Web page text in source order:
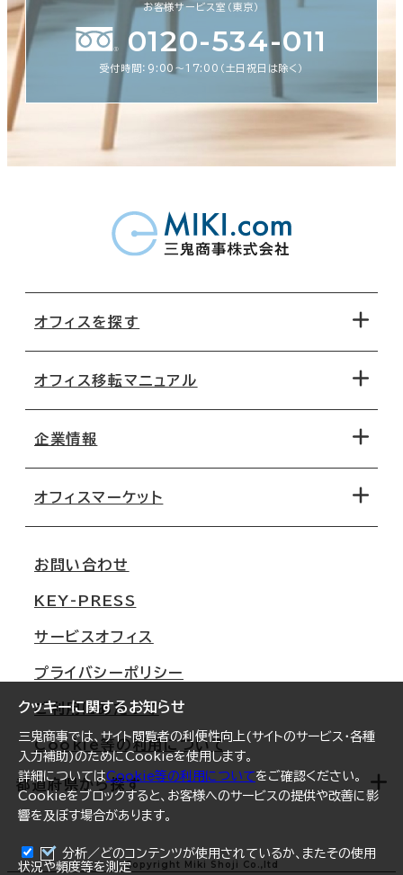
クッキーに関するお知らせ
三鬼商事では、サイト閲覧者の利便性向上(サイトのサービス・各種
入力補助)のためにCookieを使用します。
詳細についてはCookie等の利用についてをご確認ください。
Cookieをブロックすると、お客様へのサービスの提供や改善に影
響を及ぼす場合があります。
分析／どのコンテンツが使用されているか、またその使用
状況や頻度等を測定
お客様サービス室（東京）
0120-534-011
受付時間：9:00〜17:00（土日祝日は除く）
オフィスを探す
地図から探す
路線・駅から探す
オフィス移転マニュアル
移転コストシミュレーション
移転スケジュール
オフィス移転Q&A
企業情報
オフィスマーケット
大阪
名古屋
札幌
仙台
横浜
福岡
オフィスリポート
ログイン
お問い合わせ
KEY-PRESS
サービスオフィス
プライバシーポリシー
ご利用にあたって
Cookie等の利用について
都道府県から探す
北海道 Copyright Miki Shoji Co.,ltd